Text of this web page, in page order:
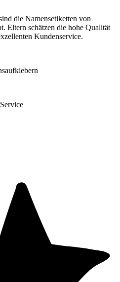
die Namensetiketten von
Eltern schätzen die hohe Qualität
Kundenservice.